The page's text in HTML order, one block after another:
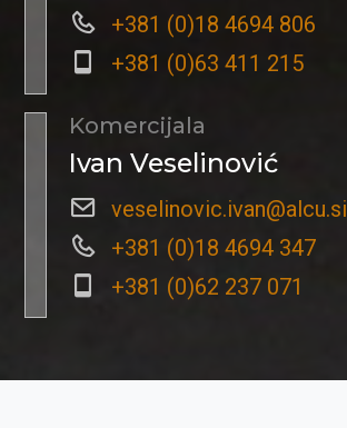
+381 (0)18 4694 806
+381 (0)63 411 215
Komercijala
Ivan Veselinović
veselinovic.ivan@alcu.si
+381 (0)18 4694 347
+381 (0)62 237 071